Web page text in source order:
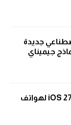
جديدة
جيميناي
شركة أبل تؤكد دعم نظام iOS 27 لهواتف